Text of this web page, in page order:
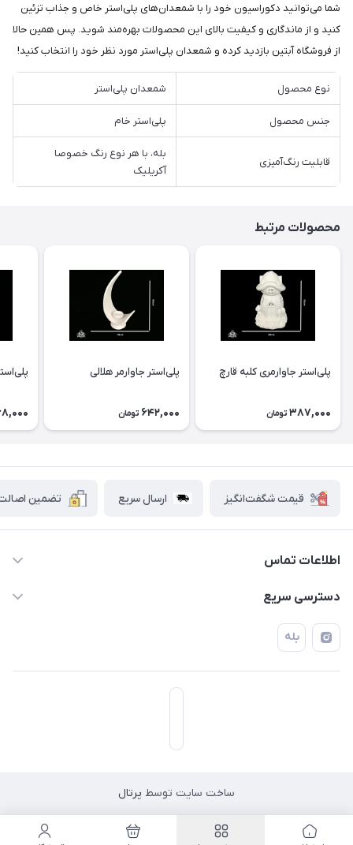
شما می‌توانید دکوراسیون خود را با شمعدان‌های پلی‌استر خاص و جذاب تزئین
کنید و از ماندگاری و کیفیت بالای این محصولات بهره‌مند شوید. پس همین حالا
از فروشگاه آبتین بازدید کرده و شمعدان پلی‌استر مورد نظر خود را انتخاب کنید!
نوع محصول شمعدان پلی‌استر
جنس محصول پلی‌استر خام
قابلیت رنگ‌آمیزی
بله، با هر نوع رنگ خصوصا
آکریلیک
محصولات مرتبط
پلی‌استر جاوارمری کلبه قارچ
387,000 تومان
پلی‌استر جاوارمر هلالی
642,000 تومان
قیمت شگفت‌انگیز ارسال سریع تضمین اصالت
اطلاعات تماس
۰۲۱۷۷۰۶۰۰۲۸ ـ ۰۹۱۹۰۰۲۸۲۴۷
فروشگاه آبتین
مسیریابی در اپلیکیشن نشان
دسترسی سریع
حساب کاربری
بله
ساخت سایت توسط پرتال